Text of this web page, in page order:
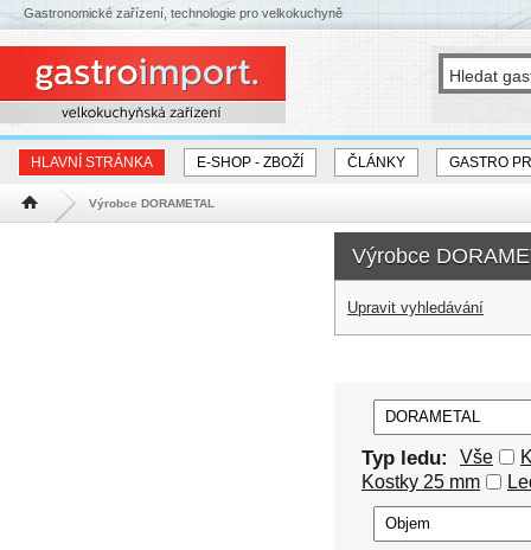
HLAVNÍ STRÁNKA E-SHOP - ZBOŽÍ ČLÁNKY GASTRO
Hlavní stránka Výrobce DORAMETAL
Výrobce
Upravit vyhledávání
Typ ledu: Vše
Kostky 25 mm
Gastronomické zařízení, technologie pro velkokuchyně